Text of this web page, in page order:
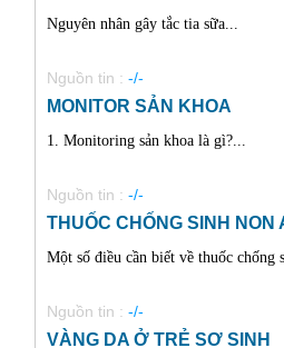
Nguyên nhân gây tắc tia sữa...
Nguồn tin : -/-
MONITOR SẢN KHOA
1. Monitoring sản khoa là gì?...
Nguồn tin : -/-
THUỐC CHỐNG SINH NON
Một số điều cần biết về thuốc chống
Nguồn tin : -/-
VÀNG DA Ở TRẺ SƠ SINH